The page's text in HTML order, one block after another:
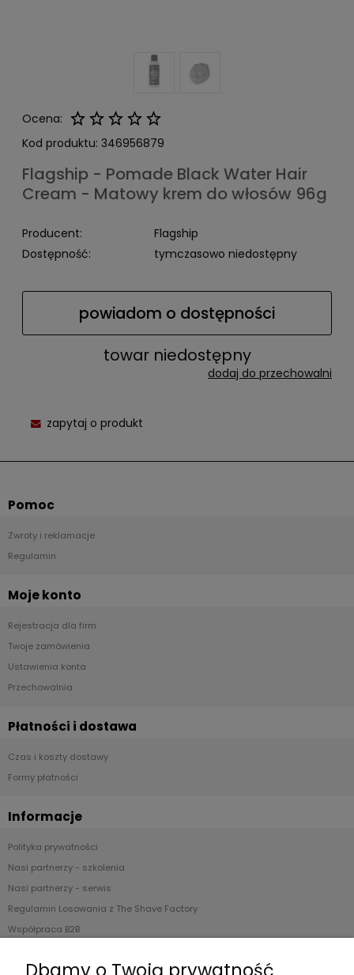
Ocena:
Kod produktu: 346956879
Flagship - Pomade Black Water Hair
Cream - Matowy krem do włosów 96g
Producent:
Flagship
Dostępność:
tymczasowo niedostępny
powiadom o dostępności
towar niedostępny
dodaj do przechowalni
zapytaj o produkt
Pomoc
Zwroty i reklamacje
Regulamin
Moje konto
Rejestracja dla firm
Twoje zamówienia
Ustawienia konta
Przechowalnia
Płatności i dostawa
Czas i koszty dostawy
Formy płatności
Informacje
Polityka prywatności
Nasi partnerzy - szkolenia
Nasi partnerzy - serwis
Regulamin Losowania z The Shave Factory
Współpraca B2B